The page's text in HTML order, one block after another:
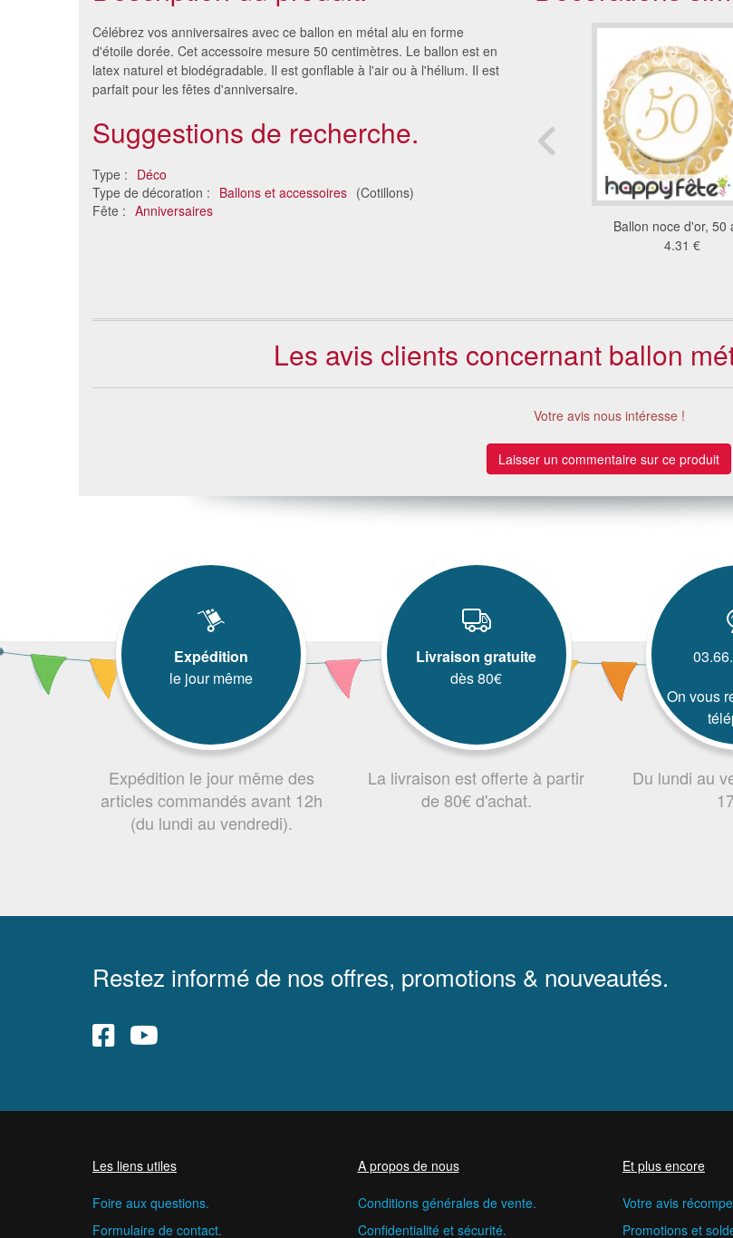
Célébrez vos anniversaires avec ce ballon en métal alu en forme
d'étoile dorée. Cet accessoire mesure 50 centimètres. Le ballon est en
latex naturel et biodégradable. Il est gonflable à l'air ou à l'hélium. Il est
parfait pour les fêtes d'anniversaire.
Suggestions de recherche.
Type : Déco
Type de décoration : Ballons et accessoires (Cotillons)
Fête : Anniversaires
Ballon noce d'or, 50
4.31 €
Les avis clients concernant ballon
Votre avis nous intéresse !
Laisser un commentaire sur ce produit
Expédition
le jour même
Expédition le jour même des
articles commandés avant 12h
(du lundi au vendredi).
Livraison gratuite
dès 80€
La livraison est offerte à partir
de 80€ d'achat.
On vous
Du lundi au
Restez informé de nos offres, promotions & nouveautés.
Les liens utiles
Foire aux questions.
Formulaire de contact.
A propos de nous
Conditions générales de vente.
Confidentialité et sécurité.
Et plus encore
Votre avis
Promotions et